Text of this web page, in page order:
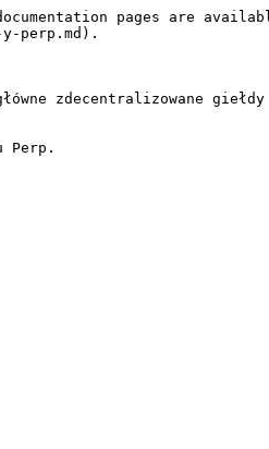
pages are
perp.md).
zdecentralizowane giełdy